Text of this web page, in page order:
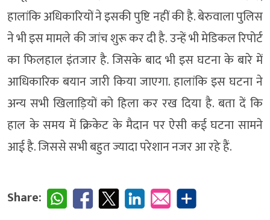
हालांकि अधिकारियों ने इसकी पुष्टि नहीं की है. बेरुवाला पुलिस
ने भी इस मामले की जांच शुरू कर दी है. उन्हें भी मेडिकल रिपोर्ट
का फिलहाल इंतजार है. जिसके बाद भी इस घटना के बारे में
आधिकारिक बयान जारी किया जाएगा. हालांकि इस घटना ने
अन्य सभी खिलाड़ियों को हिला कर रख दिया है. बता दें कि
हाल के समय में क्रिकेट के मैदान पर ऐसी कई घटना सामने
आई है. जिससे सभी बहुत ज्यादा परेशान नजर आ रहे हैं.
Share: